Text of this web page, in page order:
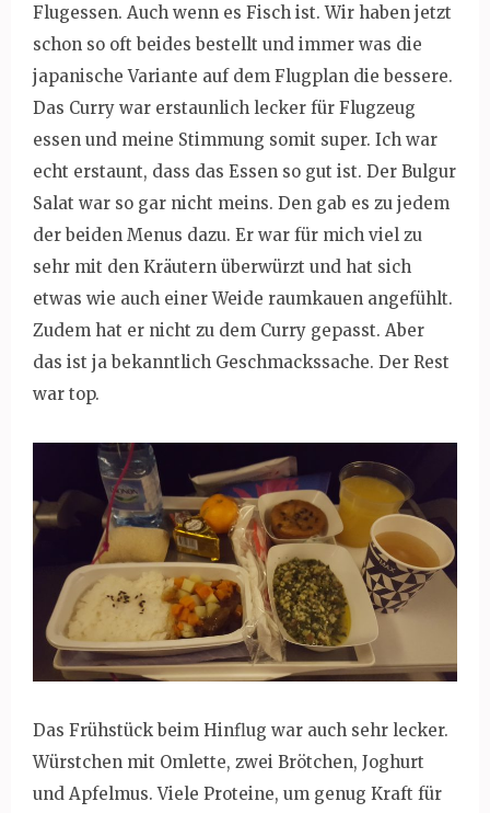
Flugessen. Auch wenn es Fisch ist. Wir haben jetzt
schon so oft beides bestellt und immer was die
japanische Variante auf dem Flugplan die bessere.
Das Curry war erstaunlich lecker für Flugzeug
essen und meine Stimmung somit super. Ich war
echt erstaunt, dass das Essen so gut ist. Der Bulgur
Salat war so gar nicht meins. Den gab es zu jedem
der beiden Menus dazu. Er war für mich viel zu
sehr mit den Kräutern überwürzt und hat sich
etwas wie auch einer Weide raumkauen angefühlt.
Zudem hat er nicht zu dem Curry gepasst. Aber
das ist ja bekanntlich Geschmackssache. Der Rest
war top.
Das Frühstück beim Hinflug war auch sehr lecker.
Würstchen mit Omlette, zwei Brötchen, Joghurt
und Apfelmus. Viele Proteine, um genug Kraft für